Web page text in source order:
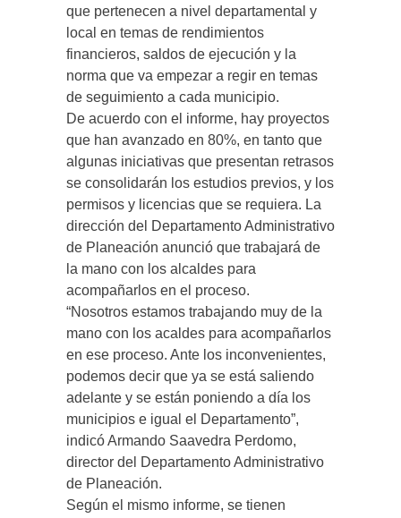
que pertenecen a nivel departamental y
local en temas de rendimientos
financieros, saldos de ejecución y la
norma que va empezar a regir en temas
de seguimiento a cada municipio.
De acuerdo con el informe, hay proyectos
que han avanzado en 80%, en tanto que
algunas iniciativas que presentan retrasos
se consolidarán los estudios previos, y los
permisos y licencias que se requiera. La
dirección del Departamento Administrativo
de Planeación anunció que trabajará de
la mano con los alcaldes para
acompañarlos en el proceso.
“Nosotros estamos trabajando muy de la
mano con los acaldes para acompañarlos
en ese proceso. Ante los inconvenientes,
podemos decir que ya se está saliendo
adelante y se están poniendo a día los
municipios e igual el Departamento”,
indicó Armando Saavedra Perdomo,
director del Departamento Administrativo
de Planeación.
Según el mismo informe, se tienen